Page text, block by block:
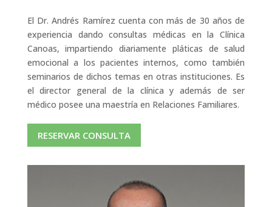
El Dr. Andrés Ramírez cuenta con más de 30 años de
experiencia dando consultas médicas en la Clínica
Canoas, impartiendo diariamente pláticas de salud
emocional a los pacientes internos, como también
seminarios de dichos temas en otras instituciones. Es
el director general de la clínica y además de ser
médico posee una maestría en Relaciones Familiares.
RESERVAR CONSULTA